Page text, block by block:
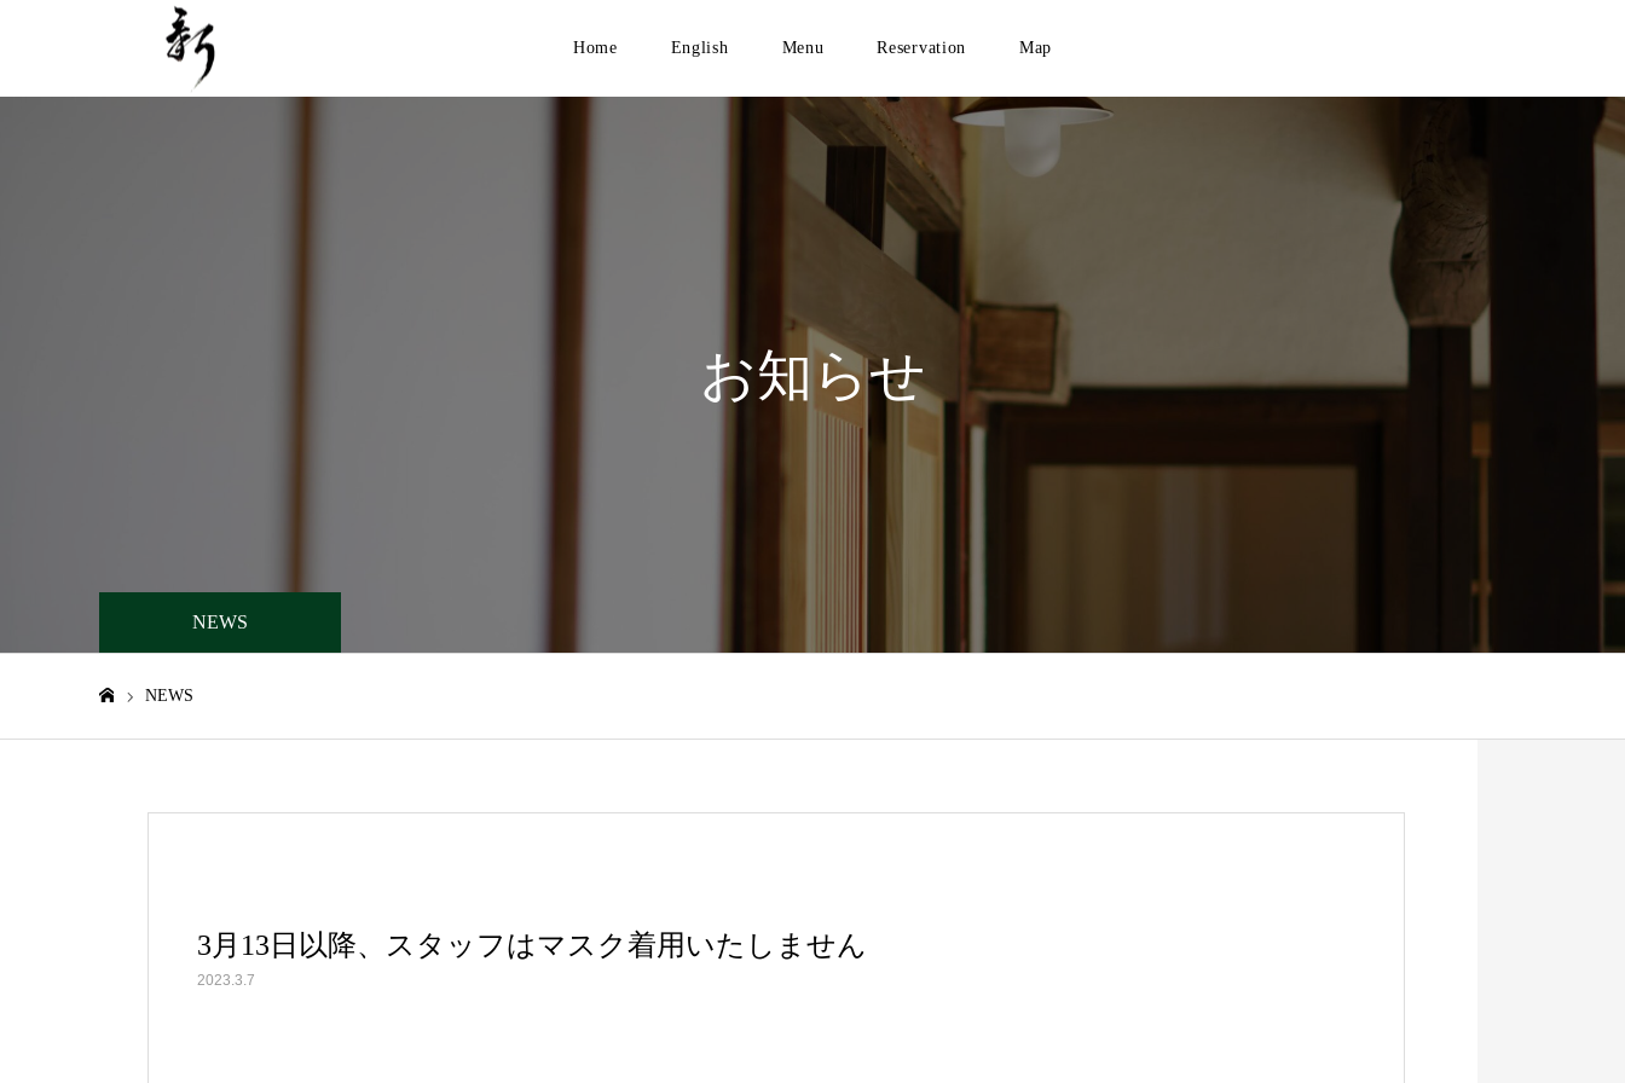
Home English Menu Reservation Map
お知らせ
NEWS
NEWS
3月13日以降、スタッフはマスク着用いたしません
2023.3.7